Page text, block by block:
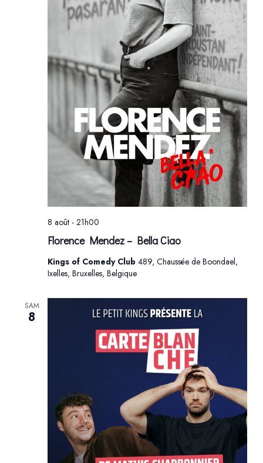
Florence Mendez – Bella Ciao
8 août - 21h00
Kings of Comedy Club 489, Chaussée de Boondael,
Ixelles, Bruxelles, Belgique
SAM
8